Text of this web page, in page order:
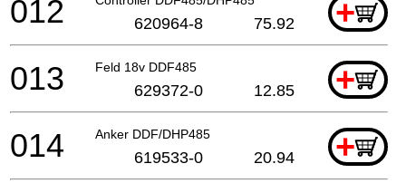
+
012 620964-8 75.92
Feld 18v DDF485 +
013 629372-0 12.85
Anker DDF/DHP485 +
014 619533-0 20.94